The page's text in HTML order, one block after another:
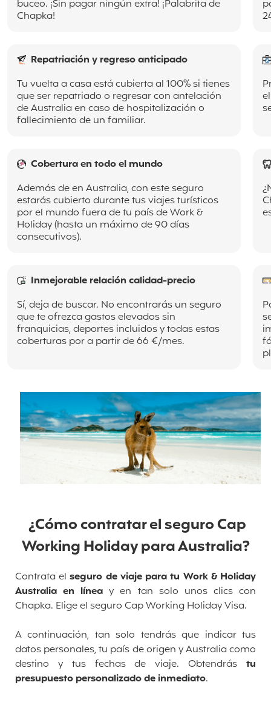
buceo. ¡Sin pagar ningún extra! ¡Palabrita de
Chapka!
Repatriación y regreso anticipado
Tu vuelta a casa está cubierta al 100% si tienes
que ser repatriado o regresar con antelación
de Australiaen caso de hospitalización o
fallecimiento de un familiar.
P
Cobertura en todo el mundo
Además de en Australia, con este seguro
estarás cubierto durante tus viajes turísticos
por el mundo fuera de tu país de Work &
Holiday (hasta un máximo de 90 días
consecutivos).
Inmejorable relación calidad-precio
Sí, deja de buscar. No encontrarás un seguro
que te ofrezca gastos elevados sin
franquicias, deportes incluidos y todas estas
coberturas por a partir de 66 €/mes.
¿Cómo contratar el seguro Cap
Working Holiday para Australia?
Contrata el seguro de viaje para tu Work & Holiday
Australia en línea y en tan solo unos clics con
Chapka. Elige el seguro CapWorking Holiday Visa.
A continuación, tan solo tendrás que indicar tus
datos personales, tu país de origen y Australia como
destino y tus fechas de viaje. Obtendrás tu
presupuesto personalizado de inmediato.